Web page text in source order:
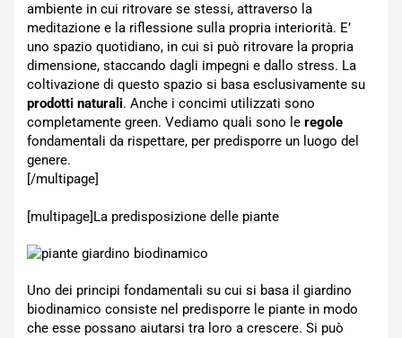
ambiente in cui ritrovare se stessi, attraverso la
meditazione e la riflessione sulla propria interiorità. E’
uno spazio quotidiano, in cui si può ritrovare la propria
dimensione, staccando dagli impegni e dallo stress. La
coltivazione di questo spazio si basa esclusivamente su
prodotti naturali. Anche i concimi utilizzati sono
completamente green. Vediamo quali sono le regole
fondamentali da rispettare, per predisporre un luogo del
genere.
[/multipage]
[multipage]La predisposizione delle piante
Uno dei principi fondamentali su cui si basa il giardino
biodinamico consiste nel predisporre le piante in modo
che esse possano aiutarsi tra loro a crescere. Si può